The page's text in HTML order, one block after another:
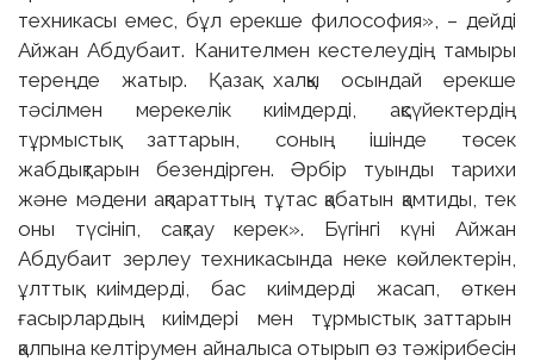
техникасы емес, бұл ерекше философия», – дейді
Айжан Абдубаит. Канителмен кестелеудің тамыры
тереңде жатыр. Қазақ халқы осындай ерекше
тәсілмен мерекелік киімдерді, ақсүйектердің
тұрмыстық заттарын, соның ішінде төсек
жабдықтарын безендірген. Әрбір туынды тарихи
және мәдени ақпараттың тұтас қабатын қамтиды, тек
оны түсініп, сақтау керек». Бүгінгі күні Айжан
Абдубаит зерлеу техникасында неке көйлектерін,
ұлттық киімдерді, бас киімдерді жасап, өткен
ғасырлардың киімдері мен тұрмыстық заттарын
қалпына келтірумен айналыса отырып өз тәжірибесін